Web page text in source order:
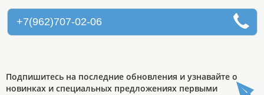
+7(962)707-02-06
Подпишитесь на последние обновления и узнавайте о
новинках и специальных предложениях первыми